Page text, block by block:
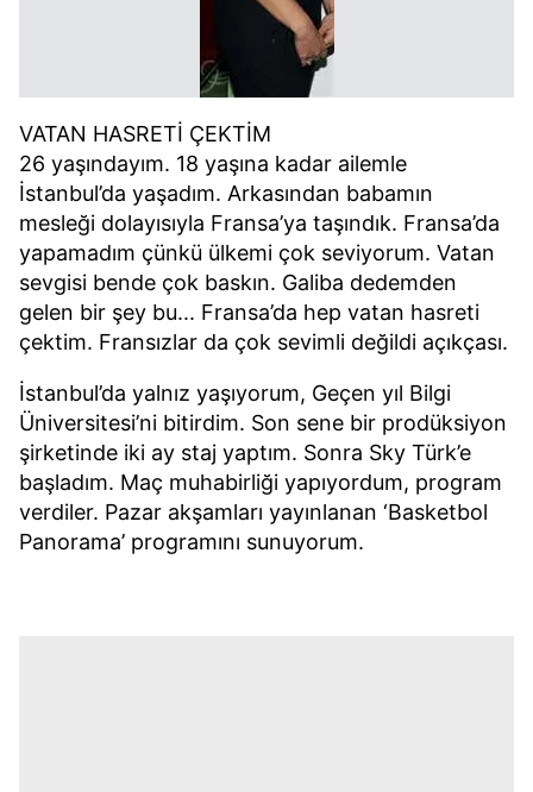
VATAN HASRETİ ÇEKTİM
26 yaşındayım. 18 yaşına kadar ailemle
İstanbul’da yaşadım. Arkasından babamın
mesleği dolayısıyla Fransa’ya taşındık. Fransa’da
yapamadım çünkü ülkemi çok seviyorum. Vatan
sevgisi bende çok baskın. Galiba dedemden
gelen bir şey bu... Fransa’da hep vatan hasreti
çektim. Fransızlar da çok sevimli değildi açıkçası.
İstanbul’da yalnız yaşıyorum, Geçen yıl Bilgi
Üniversitesi’ni bitirdim. Son sene bir prodüksiyon
şirketinde iki ay staj yaptım. Sonra Sky Türk’e
başladım. Maç muhabirliği yapıyordum, program
verdiler. Pazar akşamları yayınlanan ‘Basketbol
Panorama’ programını sunuyorum.